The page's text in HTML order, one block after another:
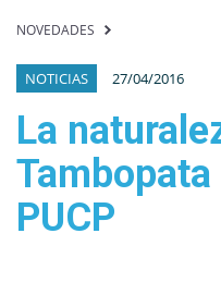
NOVEDADES
NOTICIAS 27/04/2016
La
PUCP